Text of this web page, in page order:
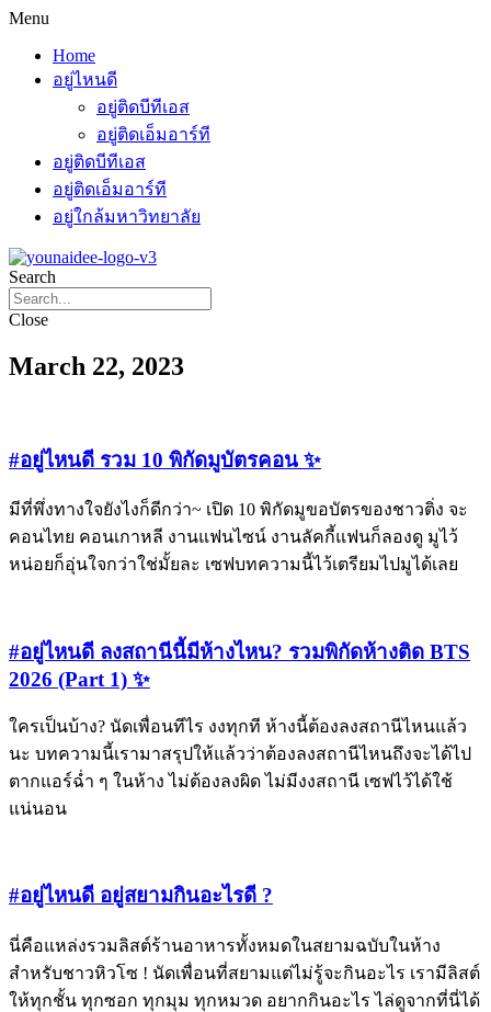
Menu
Home
อยู่ไหนดี
อยู่ติดบีทีเอส
อยู่ติดเอ็มอาร์ที
อยู่ติดบีทีเอส
อยู่ติดเอ็มอาร์ที
อยู่ใกล้มหาวิทยาลัย
Search
Close
March 22, 2023
#อยู่ไหนดี รวม 10 พิกัดมูบัตรคอน ✨
มีที่พึ่งทางใจยังไงก็ดีกว่า~ เปิด 10 พิกัดมูขอบัตรของชาวติ่ง จะ
คอนไทย คอนเกาหลี งานแฟนไซน์ งานลัคกี้แฟนก็ลองดู มูไว้
หน่อยก็อุ่นใจกว่าใช่มั้ยละ เซฟบทความนี้ไว้เตรียมไปมูได้เลย
#อยู่ไหนดี ลงสถานีนี้มีห้างไหน? รวมพิกัดห้างติด BTS
2026 (Part 1) ✨
ใครเป็นบ้าง? นัดเพื่อนทีไร งงทุกที ห้างนี้ต้องลงสถานีไหนแล้ว
นะ บทความนี้เรามาสรุปให้แล้วว่าต้องลงสถานีไหนถึงจะได้ไป
ตากแอร์ฉ่ำ ๆ ในห้าง ไม่ต้องลงผิด ไม่มีงงสถานี เซฟไว้ได้ใช้
แน่นอน
#อยู่ไหนดี อยู่สยามกินอะไรดี ?
นี่คือแหล่งรวมลิสต์ร้านอาหารทั้งหมดในสยามฉบับในห้าง
สำหรับชาวหิวโซ ! นัดเพื่อนที่สยามแต่ไม่รู้จะกินอะไร เรามีลิสต์
ให้ทุกชั้น ทุกซอก ทุกมุม ทุกหมวด อยากกินอะไร ไล่ดูจากที่นี่ได้